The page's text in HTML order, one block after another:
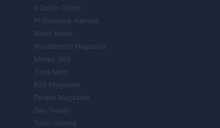
Il Calcio Online
Professione mamma
World Music
Investimenti Magazine
Money 365
Zona Nerd
B2B Magazine
People Magazine
Day Travel
Tutto Gaming